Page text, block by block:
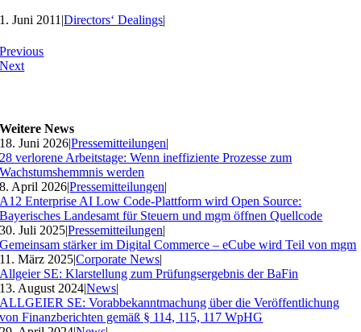
1. Juni 2011 |Directors‘ Dealings|
Previous
Next
Weitere News
18. Juni 2026|Pressemitteilungen|
28 verlorene Arbeitstage: Wenn ineffiziente Prozesse zum
Wachstumshemmnis werden
8. April 2026|Pressemitteilungen|
A12 Enterprise AI Low Code-Plattform wird Open Source:
Bayerisches Landesamt für Steuern und mgm öffnen Quellcode
30. Juli 2025|Pressemitteilungen|
Gemeinsam stärker im Digital Commerce – eCube wird Teil von mgm
11. März 2025|Corporate News|
Allgeier SE: Klarstellung zum Prüfungsergebnis der BaFin
13. August 2024|News|
ALLGEIER SE: Vorabbekanntmachung über die Veröffentlichung
von Finanzberichten gemäß § 114, 115, 117 WpHG